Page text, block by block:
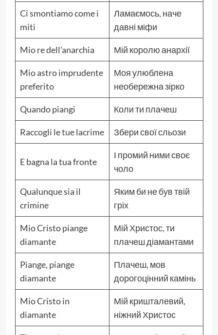
Ci smontiamo come i
miti
Ламаємось, наче
давні міфи
Mio re dell’anarchia Мій королю анархії
Mio astro imprudente
preferito
Моя улюблена
необережна зірко
Quando piangi Коли ти плачеш
Raccogli le tue lacrime Збери свої сльози
E bagna la tua fronte
І промий ними своє
чоло
Qualunque sia il
crimine
Яким би не був твій
гріх
Mio Cristo piange
diamante
Мій Христос, ти
плачеш діамантами
Piange, piange
diamante
Плачеш, мов
дорогоцінний камінь
Mio Cristo in
diamante
Мій кришталевий,
ніжний Христос